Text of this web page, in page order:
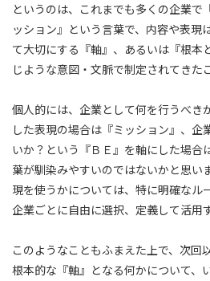
というのは、これまでも多くの企業で
ッション』という言葉で、内容や表現
て大切にする『軸』、あるいは『根本
じような意図・文脈で制定されてきた
個人的には、企業として何を行うべき
した表現の場合は『ミッション』、企
いか？という『ＢＥ』を軸にした場合
葉が馴染みやすいのではないかと思い
現を使うかについては、特に明確なル
企業ごとに自由に選択、定義して活用
このようなこともふまえた上で、次回
根本的な『軸』となる何かについて、